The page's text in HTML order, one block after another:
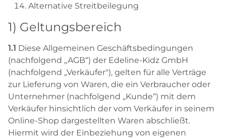
Alternative Streitbeilegung
1) Geltungsbereich
1.1 Diese Allgemeinen Geschäftsbedingungen
(nachfolgend „AGB“) der Edeline-Kidz GmbH
(nachfolgend „Verkäufer"), gelten für alle Verträge
zur Lieferung von Waren, die ein Verbraucher oder
Unternehmer (nachfolgend „Kunde“) mit dem
Verkäufer hinsichtlich der vom Verkäufer in seinem
Online-Shop dargestellten Waren abschließt.
Hiermit wird der Einbeziehung von eigenen